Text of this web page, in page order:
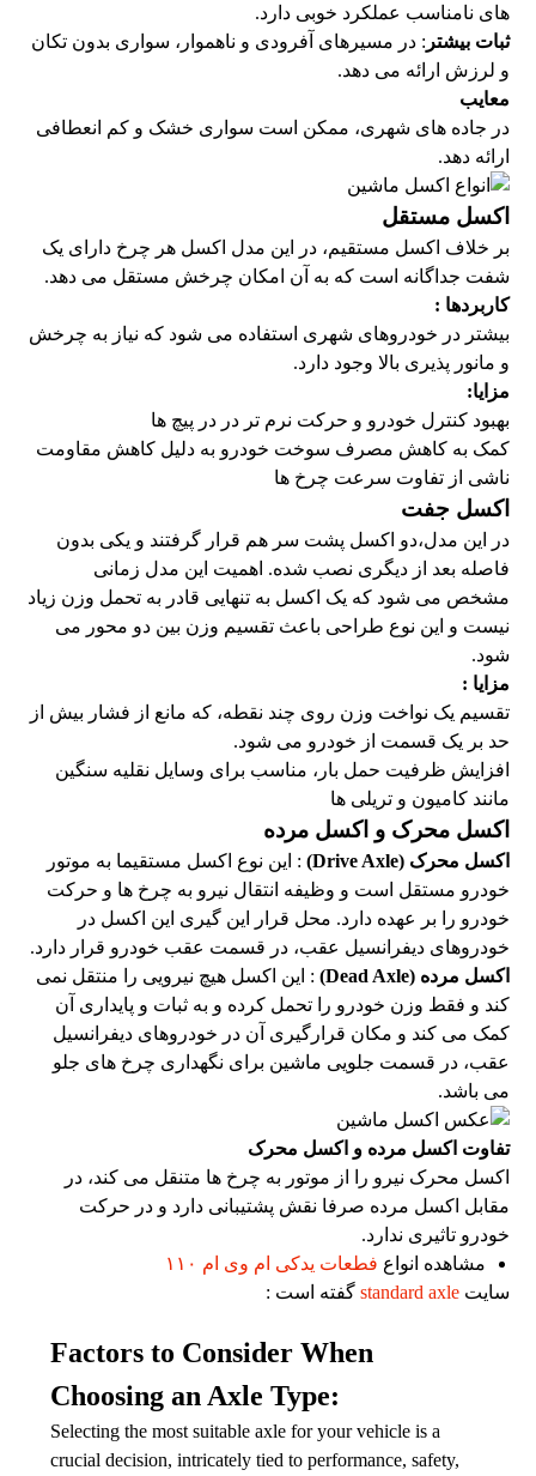
های نامناسب عملکرد خوبی دارد.
ثبات بیشتر : در مسیرهای آفرودی و ناهموار، سواری بدون تکان
و لرزش ارائه می دهد.
معایب
در جاده های شهری، ممکن است سواری خشک و کم انعطافی
ارائه دهد.
اکسل مستقل
بر خلاف اکسل مستقیم، در این مدل اکسل هر چرخ دارای یک
شفت جداگانه است که به آن امکان چرخش مستقل می دهد.
کاربردها :
بیشتر در خودروهای شهری استفاده می شود که نیاز به چرخش
و مانور پذیری بالا وجود دارد.
مزایا:
بهبود کنترل خودرو و حرکت نرم تر در در پیچ ها
کمک به کاهش مصرف سوخت خودرو به دلیل کاهش مقاومت
ناشی از تفاوت سرعت چرخ ها
اکسل جفت
در این مدل،‌دو اکسل پشت سر هم قرار گرفتند و یکی بدون
فاصله بعد از دیگری نصب شده. اهمیت این مدل زمانی
مشخص می شود که یک اکسل به تنهایی قادر به تحمل وزن زیاد
نیست و این نوع طراحی باعث تقسیم وزن بین دو محور می
شود.
مزایا :
تقسیم یک نواخت وزن روی چند نقطه، که مانع از فشار بیش از
حد بر یک قسمت از خودرو می شود.
افزایش ظرفیت حمل بار، مناسب برای وسایل نقلیه سنگین
مانند کامیون و تریلی ها
اکسل محرک و اکسل مرده
اکسل محرک (Drive Axle)
: این نوع اکسل مستقیما به موتور
خودرو مستقل است و وظیفه انتقال نیرو به چرخ ها و حرکت
خودرو را بر عهده دارد. محل قرار این گیری این اکسل در
خودروهای دیفرانسیل عقب، در قسمت عقب خودرو قرار دارد.
اکسل مرده (Dead Axle)
: این اکسل هیچ نیرویی را منتقل نمی
کند و فقط وزن خودرو را تحمل کرده و به ثبات و پایداری آن
کمک می کند و مکان قرارگیری آن در خودروهای دیفرانسیل
عقب، در قسمت جلویی ماشین برای نگهداری چرخ های جلو
می باشد.
تفاوت اکسل مرده و اکسل محرک
اکسل محرک نیرو را از موتور به چرخ ها متنقل می کند، در
مقابل اکسل مرده صرفا نقش پشتیبانی دارد و در حرکت
خودرو تاثیری ندارد.
مشاهده انواع فطعات یدکی ام وی ام ۱۱۰
سایتstandard axle گفته است :
Factors to Consider When
Choosing an Axle Type:
Selecting the most suitable axle for your vehicle is a
crucial decision, intricately tied to performance, safety,